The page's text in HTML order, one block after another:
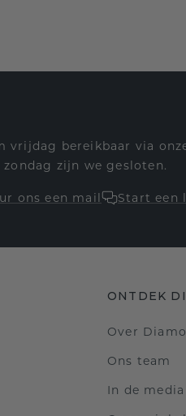
vrijdag bereikbaar via
zondag zijn we gesloten.
ons een mail Start een
ONTDEK
Over
Ons team
In de media